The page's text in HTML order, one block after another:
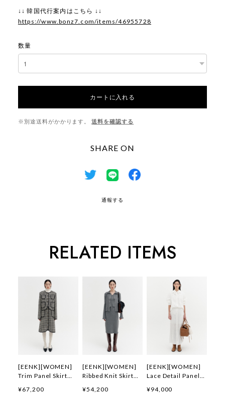
↓↓ 韓国代行案内はこちら ↓↓
https://www.bonz7.com/items/46955728
数量
カートに入れる
※別途送料がかかります。 送料を確認する
SHARE ON
通報する
RELATED ITEMS
[EENK][WOMEN]
Trim Panel Skirt
品 韓国ブランド 韓
¥67,200
[EENK][WOMEN]
Ribbed Knit Skirt
ブランド 韓国通販
¥54,200
[EENK][WOMEN]
Lace Detail Panel
品 韓国ブランド 韓
¥94,000